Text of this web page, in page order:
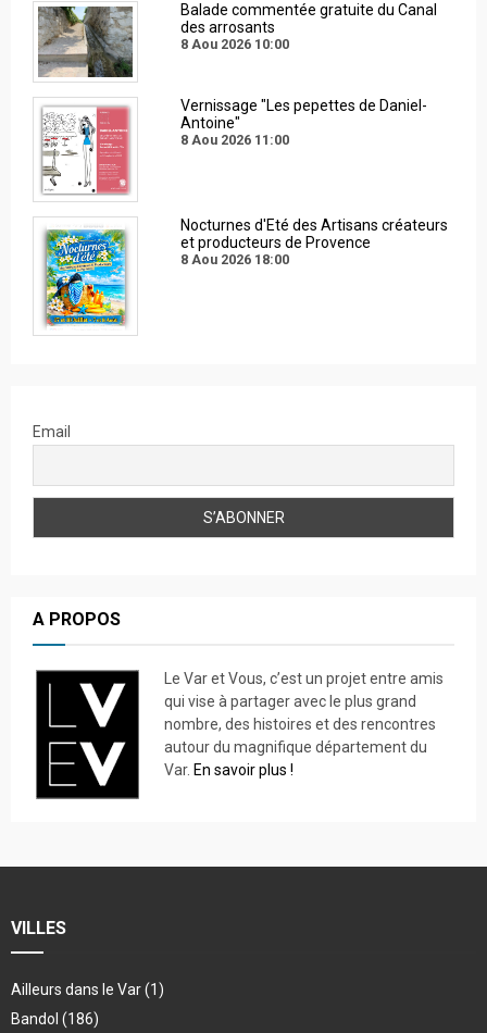
Balade commentée gratuite du Canal
des arrosants
8 Aou 2026 10:00
Vernissage "Les pepettes de Daniel-
Antoine"
8 Aou 2026 11:00
Nocturnes d'Eté des Artisans créateurs
et producteurs de Provence
8 Aou 2026 18:00
Email
A PROPOS
Le Var et Vous, c’est un projet entre amis
qui vise à partager avec le plus grand
nombre, des histoires et des rencontres
autour du magnifique département du
Var. En savoir plus !
VILLES
Ailleurs dans le Var(1)
Bandol (186)